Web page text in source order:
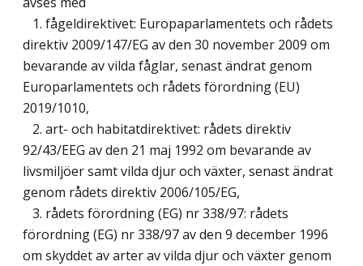
1. fågeldirektivet: Europaparlamentets och rådets
direktiv 2009/147/EG av den 30 november 2009 om
bevarande av vilda fåglar, senast ändrat genom
Europarlamentets och rådets förordning (EU)
2019/1010,
2. art- och habitatdirektivet: rådets direktiv
92/43/EEG av den 21 maj 1992 om bevarande av
livsmiljöer samt vilda djur och växter, senast ändrat
genom rådets direktiv 2006/105/EG,
3. rådets förordning (EG) nr 338/97: rådets
förordning (EG) nr 338/97 av den 9 december 1996
om skyddet av arter av vilda djur och växter genom